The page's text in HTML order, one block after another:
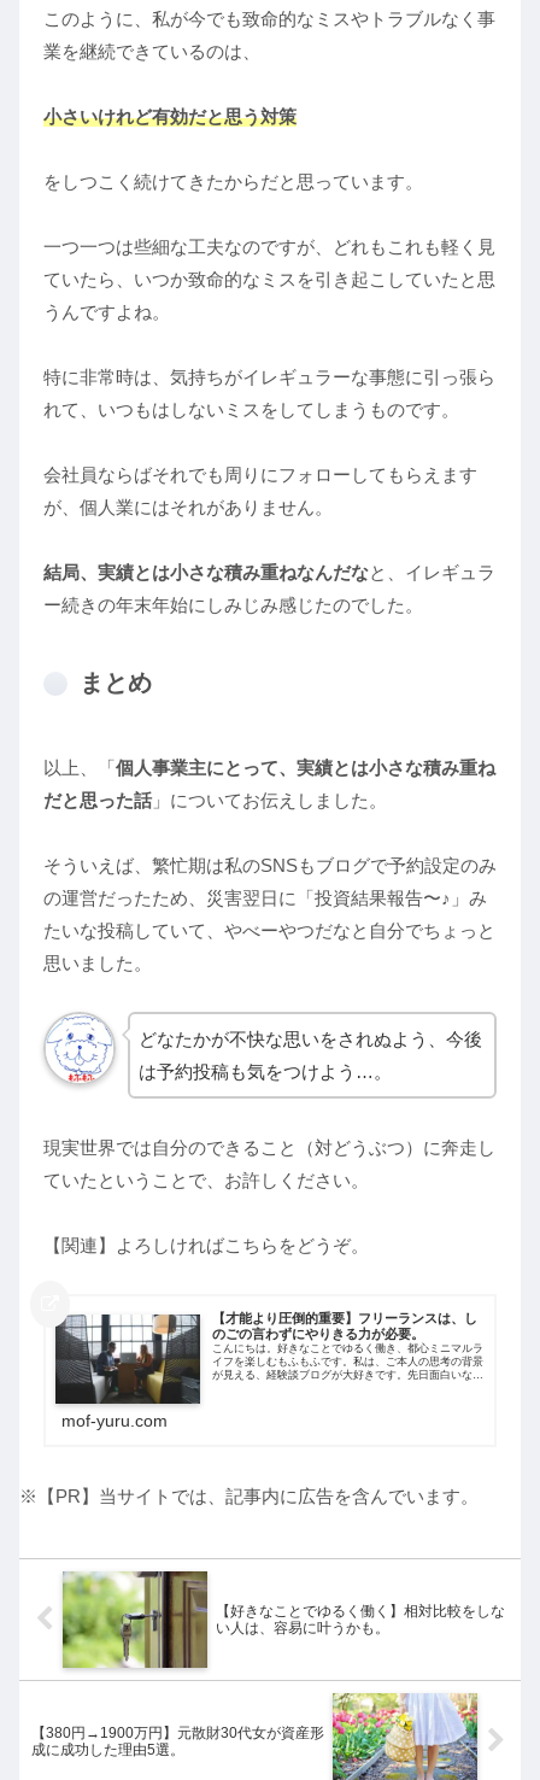
このように、私が今でも致命的なミスやトラブルなく事
業を継続できているのは、
小さいけれど有効だと思う対策
をしつこく続けてきたからだと思っています。
一つ一つは些細な工夫なのですが、どれもこれも軽く見
ていたら、いつか致命的なミスを引き起こしていたと思
うんですよね。
特に非常時は、気持ちがイレギュラーな事態に引っ張ら
れて、いつもはしないミスをしてしまうものです。
会社員ならばそれでも周りにフォローしてもらえます
が、個人業にはそれがありません。
結局、実績とは小さな積み重ねなんだなと、イレギュラ
ー続きの年末年始にしみじみ感じたのでした。
まとめ
以上、「個人事業主にとって、実績とは小さな積み重ね
だと思った話」についてお伝えしました。
そういえば、繁忙期は私のSNSもブログで予約設定のみ
の運営だったため、災害翌日に「投資結果報告〜♪」み
たいな投稿していて、やべーやつだなと自分でちょっと
思いました。
どなたかが不快な思いをされぬよう、今後
は予約投稿も気をつけよう…。
現実世界では自分のできること（対どうぶつ）に奔走し
ていたということで、お許しください。
【関連】よろしければこちらをどうぞ。
【才能より圧倒的重要】フリーランスは、し
のごの言わずにやりきる力が必要。
こんにちは。好きなことでゆるく働き、都心ミニマルラ
イフを楽しむもふもふです。私は、ご本人の思考の背景
が見える、経験談ブログが大好きです。先日面白いなあ
mof-yuru.com
※【PR】当サイトでは、記事内に広告を含んでいます。
【好きなことでゆるく働く】相対比較をしな
い人は、容易に叶うかも。
【380円→1900万円】元散財30代女が資産形
成に成功した理由5選。